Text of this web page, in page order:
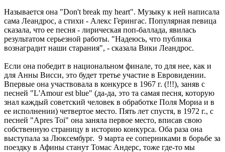
Называется она "Don't break my heart". Музыку к ней написала
сама Леандрос, а стихи - Алекс Герингас. Популярная певица
сказала, что ее песня - лирическая поп-баллада, явилась
результатом серьезной работы. "Надеюсь, что публика
вознаградит наши старания", - сказала Вики Леандрос.
Если она победит в национальном финале, то для нее, как и
для Анны Висси, это будет третье участие в Евровидении.
Впервые она участвовала в конкурсе в 1967 г. (!!!), заняв с
песней "L'Amour est blue" (да-да, это та самая песня, которую
знал каждый советский человек в обработке Поля Мориа и в
ее исполнении) четвертое место. Пять лет спустя, в 1972 г., с
песней "Apres Toi" она заняла первое место, вписав свою
собственную страницу в историю конкурса. Оба раза она
выступала за Люксембург. 9 марта ее соперниками в борьбе за
поездку в Афины станут Томас Андерс, тоже где-то мы